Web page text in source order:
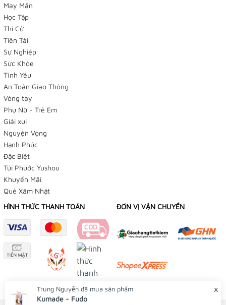
May Mắn
Học Tập
Thi Cử
Tiền Tài
Sự Nghiệp
Sức Khỏe
Tình Yêu
An Toàn Giao Thông
Vòng tay
Phụ Nữ - Trẻ Em
Giải xui
Nguyện Vọng
Hạnh Phúc
Đặc Biệt
Túi Phước Yushou
Khuyến Mãi
Quẻ Xăm Nhật
HÌNH THỨC THANH TOÁN ĐƠN VỊ VẬN CHUYỂN